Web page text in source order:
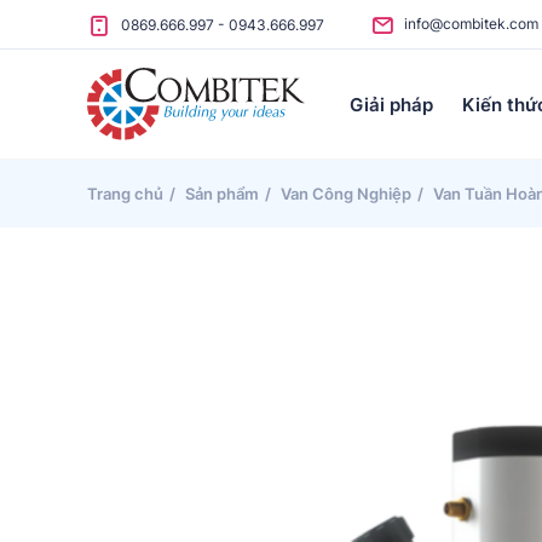
Skip to content
0869.666.997 - 0943.666.997 info@combitek.com
Giải pháp Kiến
Trang chủ Sản phẩm Van Công Nghiệp Van Tuần